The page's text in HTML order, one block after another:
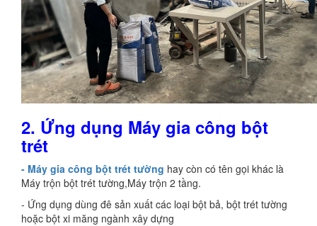
2. Ứng dụng Máy gia công bột
trét
- Máy gia công bột trét tường hay còn có tên gọi khác là
Máy trộn bột trét tường,Máy trộn 2 tầng.
- Ứng dụng dùng đê sản xuất các loại bột bả, bột trét tường
hoặc bột xi măng ngành xây dựng